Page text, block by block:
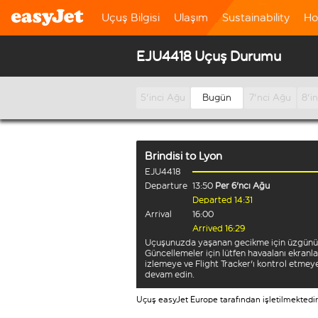
Uçuş Bilgisi Ulaşım Sustainability
EJU4418 Uçuş Durumu
5'inci Ağu Bugün 7'nci Ağu
Brindisi to Lyon
EJU4418
Departure 13:50 Per 6'ncı Ağu
Departed 14:31
Arrival
16:00
Arrived 16:29
Uçuşunuzda yaşanan gecikme için
Güncellemeler için lütfen havaalanı
izlemeye ve Flight Tracker'ı kontrol
devam edin.
Uçuş easyJet Europe tarafından işletilmektedir